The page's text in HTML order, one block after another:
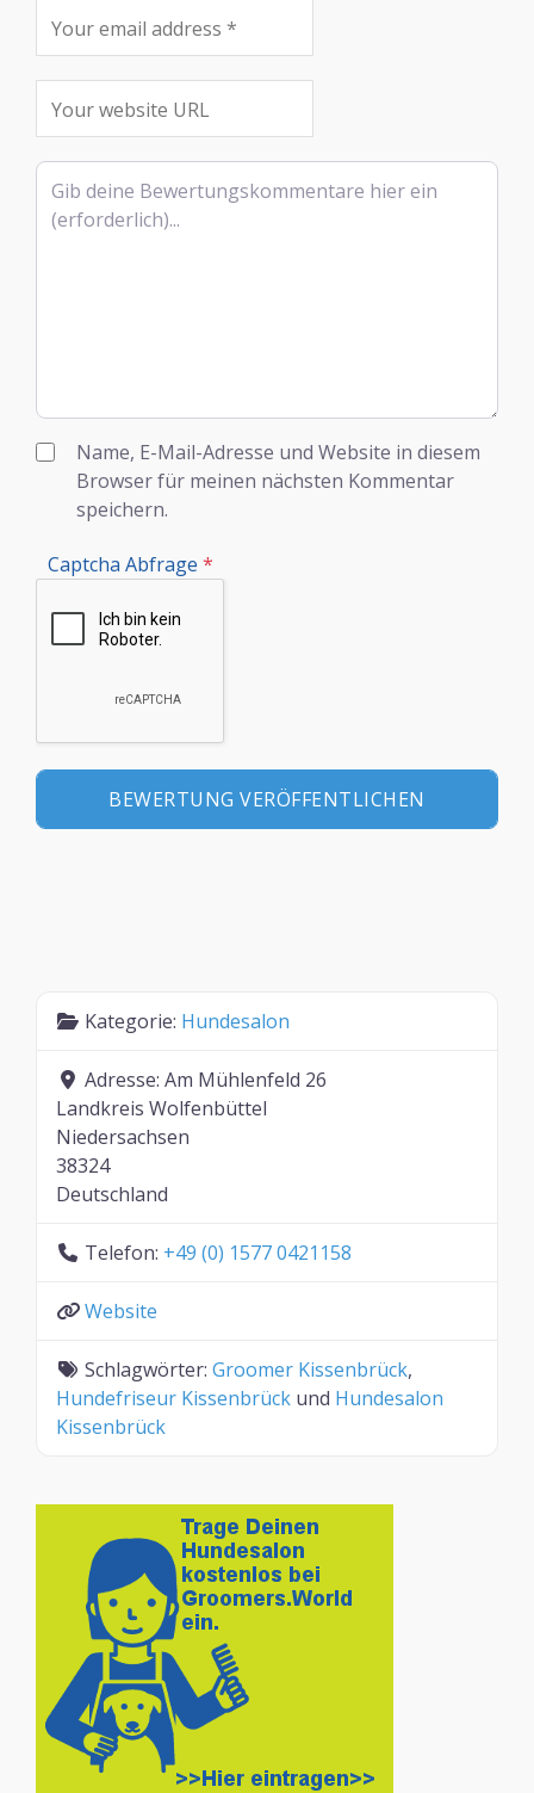
Rezensionstext
Name, E-Mail-Adresse und Website in diesem
Browser für meinen nächsten Kommentar
speichern.
Captcha Abfrage *
Kategorie: Hundesalon
Adresse: Am Mühlenfeld 26
Landkreis Wolfenbüttel
Niedersachsen
38324
Deutschland
Telefon: +49 (0) 1577 0421158
Website
Schlagwörter: Groomer Kissenbrück,
Hundefriseur Kissenbrück und Hundesalon
Kissenbrück